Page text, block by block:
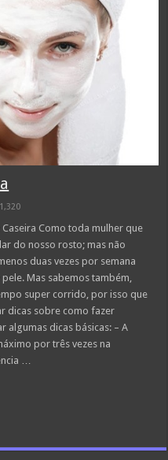
1,320
Como toda mulher que
do nosso rosto; mas não
duas vezes por semana
Mas sabemos também,
super corrido, por isso que
dicas sobre como fazer
algumas dicas básicas: – A
por três vezes na
…